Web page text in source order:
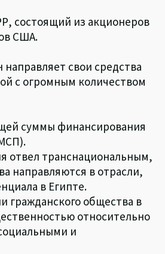
состоящий из акционеров
США.
свои средства
с огромным количеством
суммы финансирования
отвел транснациональным,
направляются в отрасли,
в Египте.
гражданского общества в
относительно
и